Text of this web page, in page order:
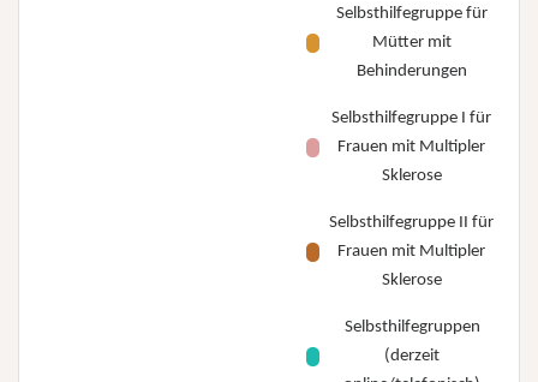
Selbsthilfegruppe für
Mütter mit
Behinderungen
Selbsthilfegruppe I für
Frauen mit Multipler
Sklerose
Selbsthilfegruppe II für
Frauen mit Multipler
Sklerose
Selbsthilfegruppen
(derzeit